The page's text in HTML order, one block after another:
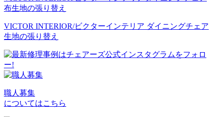
布生地の張り替え
VICTOR INTERIOR/ビクターインテリア ダイニングチェア
生地の張り替え
職人募集
についてはこちら